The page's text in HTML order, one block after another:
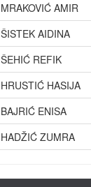
MRAKOVIĆ AMIR
ŠISTEK AIDINA
ŠEHIĆ REFIK
HRUSTIĆ HASIJA
BAJRIĆ ENISA
HADŽIĆ ZUMRA